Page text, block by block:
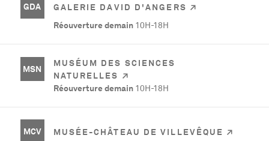
GDA
GALERIE DAVID D'ANGERS
Réouverture demain 10H-18H
MSN
MUSÉUM DES SCIENCES
NATURELLES
Réouverture demain 10H-18H
MCV
MUSÉE-CHÂTEAU DE VILLEVÊQUE